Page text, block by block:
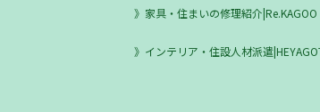
家具・住まいの修理紹介|Re.KAGOO
インテリア・住設人材派遣